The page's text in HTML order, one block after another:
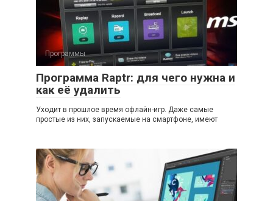
Программы
Программа Raptr: для чего нужна и
как её удалить
Уходит в прошлое время офлайн-игр. Даже самые
простые из них, запускаемые на смартфоне, имеют